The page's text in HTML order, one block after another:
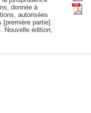
donnée à
autorisées
[première partie].
Nouvelle édition,